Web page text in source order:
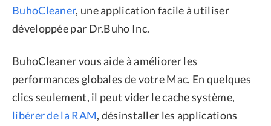
BuhoCleaner, une application facile à utiliser
développée par Dr.Buho Inc.
BuhoCleaner vous aide à améliorer les
performances globales de votre Mac. En quelques
clics seulement, il peut vider le cache système,
libérer de la RAM, désinstaller les applications